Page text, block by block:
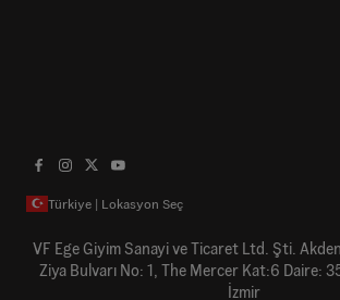
Türkiye | Lokasyon Seç
VF Ege Giyim Sanayi ve Ticaret Ltd. Şti.
Ziya Bulvarı No: 1, The Mercer Kat:6 Daire:
İzmir